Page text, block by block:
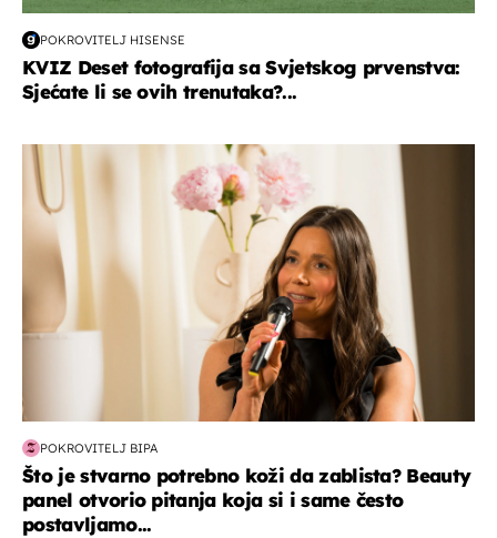
POKROVITELJ HISENSE
KVIZ Deset fotografija sa Svjetskog prvenstva:
Sjećate li se ovih trenutaka?...
moda & ljepota
POKROVITELJ BIPA
Što je stvarno potrebno koži da zablista? Beauty
panel otvorio pitanja koja si i same često
postavljamo...